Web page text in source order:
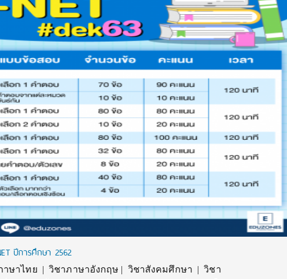
ปีการศึกษา 2562
าษาไทย | วิชาภาษาอังกฤษ | วิชาสังคมศึกษา | วิชา